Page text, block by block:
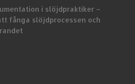
i slöjdpraktiker –
fånga slöjdprocessen och